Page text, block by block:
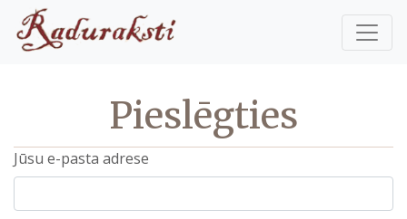
Pieslēgties
Jūsu e-pasta adrese